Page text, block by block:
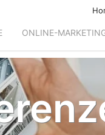
ONLINE-